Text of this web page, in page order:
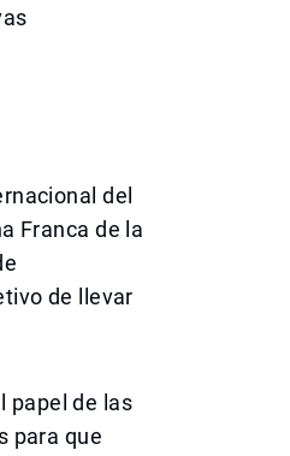
del
Franca de la
de llevar
papel de las
para que